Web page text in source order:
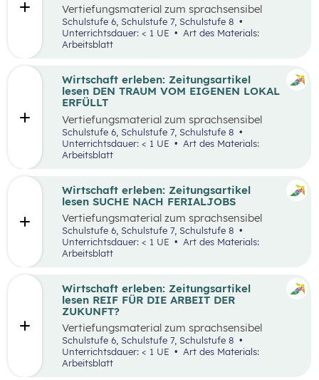
Vertiefungsmaterial zum sprachsensibel
aufbereiteten Zeitungsartikel “Lebenshilfe
verschickt fairen Kaffee aus Tansania”.
Schulstufe 6, Schulstufe 7, Schulstufe 8
Unterrichtsdauer: < 1 UE
Art des Materials:
Arbeitsblatt
Wirtschaft erleben: Zeitungsartikel
lesen DEN TRAUM VOM EIGENEN LOKAL
ERFÜLLT
Vertiefungsmaterial zum sprachsensibel
aufbereiteten Zeitungsartikel “Den Traum vom
eigenen Lokal erfüllt”.
Schulstufe 6, Schulstufe 7, Schulstufe 8
Unterrichtsdauer: < 1 UE
Arbeitsblatt
Wirtschaft erleben: Zeitungsartikel
lesen SUCHE NACH FERIALJOBS
Vertiefungsmaterial zum sprachsensibel
aufbereiteten Zeitungsartikel “Spannende
Suche nach Ferialjobs”.
Schulstufe 6, Schulstufe 7, Schulstufe 8
Unterrichtsdauer: < 1 UE
Arbeitsblatt
Wirtschaft erleben: Zeitungsartikel
lesen REIF FÜR DIE ARBEIT DER
ZUKUNFT?
Vertiefungsmaterial zum sprachsensibel
aufbereiteten Zeitungsartikel “Reif für die
Arbeit der Zukunft?”.
Schulstufe 6, Schulstufe 7, Schulstufe 8
Unterrichtsdauer: < 1 UE
Art des Materials:
Arbeitsblatt